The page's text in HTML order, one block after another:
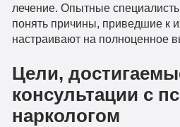
лечение. Опытные
понять причины, приведшие к
настраивают на полноценное
Цели,
консультации с
наркологом